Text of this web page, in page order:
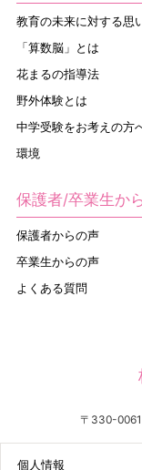
教育の未来に対する思
「算数脳」とは
花まるの指導法
野外体験とは
中学受験をお考えの方
環境
保護者/卒業生か
保護者からの声
卒業生からの声
よくある質問
〒330-
個人情報